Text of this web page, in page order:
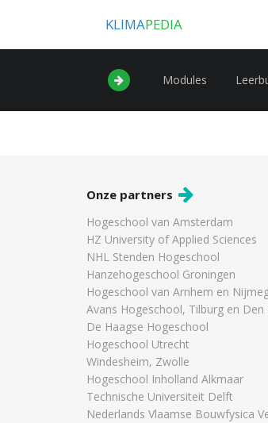
KLIMAPEDIA
Modules
Onze partners
Hogeschool van Amsterdam
HZ University of Applied Sciences
NHL Stenden Hogeschool
Hanzehogeschool Groningen
Hogeschool van Arnhem en
Avans Hogeschool, Tilburg en Den
De Haagse Hogeschool
Hogeschool Utrecht
Windesheim, Zwolle
Hogeschool Inholland Alkmaar
Technische Universiteit Delft
Nederlands Vlaamse Bouwfysica